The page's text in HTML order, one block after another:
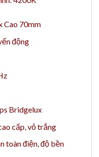
Cao 70mm
động
Bridgelux
cấp, vỏ trắng
toàn điện, độ bền